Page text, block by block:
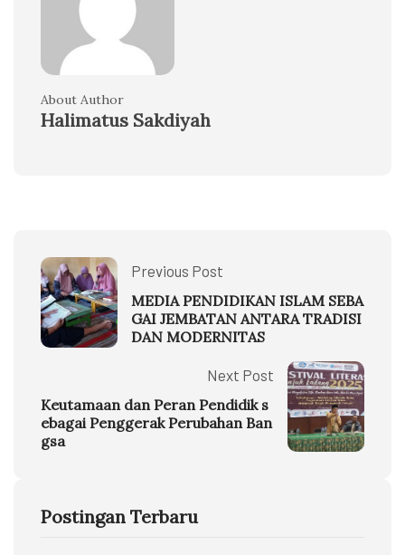
About Author
Halimatus Sakdiyah
Previous Post
MEDIA PENDIDIKAN ISLAM SEBA
GAI JEMBATAN ANTARA TRADISI
DAN MODERNITAS
Next Post
Keutamaan dan Peran Pendidik s
ebagai Penggerak Perubahan Ban
gsa
Postingan Terbaru